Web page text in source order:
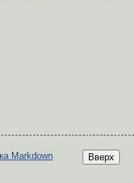
Вверх
Markdown